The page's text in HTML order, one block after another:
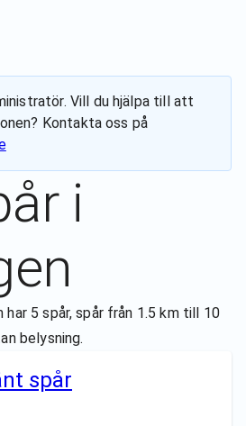
Vill du hjälpa till att
Kontakta oss på
i
har 5 spår, spår från 1.5 km till 10
belysning.
spår